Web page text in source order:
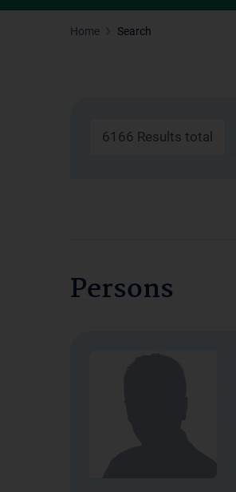
Home Search
6166 Results total
Persons